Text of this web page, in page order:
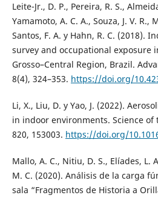
Leite-Jr., D. P., Pereira, R. S.,
Yamamoto, A. C. A., Souza, J. V. R.,
Santos, F. A. y Hahn, R. C. (2018).
survey and occupational exposure
Grosso–Central Region, Brazil.
8(4), 324–353. https://doi.org/
Li, X., Liu, D. y Yao, J. (2022).
in indoor environments. Science of
820, 153003. https://doi.org/
Mallo, A. C., Nitiu, D. S., Elíades, L.
M. C. (2020). Análisis de la carga
sala “Fragmentos de Historia a